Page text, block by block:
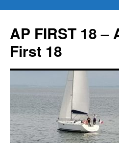
contenu
AP FIRST 18
First 18